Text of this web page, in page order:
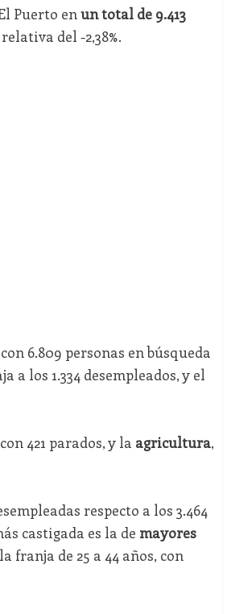
Puerto enun total de 9.413
del -2,38%.
6.809 personas en búsqueda
a los 1.334 desempleados, y el
421 parados, y la agricultura,
respecto a los 3.464
castigada es la de mayores
franja de 25 a 44 años, con